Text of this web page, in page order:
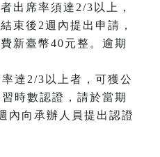
出席率須達2/3以上，
束後2週內提出申請，
新臺幣40元整。逾期
達2/3以上者，可獲公
時數認證，請於當期
內向承辦人員提出認證